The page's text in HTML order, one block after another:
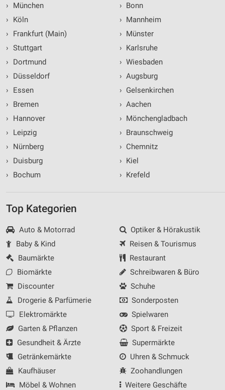
›
München
›
Köln
›
Frankfurt (Main)
› Stuttgart
›
Dortmund
›
Düsseldorf
›
Essen
›
Bremen
›
Hannover
›
Leipzig
›
Nürnberg
›
Duisburg
›
Bochum
› Bonn
› Mannheim
› Münster
› Karlsruhe
› Wiesbaden
› Augsburg
› Gelsenkirchen
› Aachen
› Mönchengladbach
› Braunschweig
› Chemnitz
› Kiel
› Krefeld
Top Kategorien
Auto & Motorrad
Baby & Kind
Baumärkte
Biomärkte
Discounter
Drogerie & Parfümerie
Elektromärkte
Garten & Pflanzen
Gesundheit & Ärzte
Getränkemärkte
Kaufhäuser
Möbel & Wohnen
Optiker & Hörakustik
Reisen & Tourismus
Restaurant
Schreibwaren & Büro
Schuhe
Sonderposten
Spielwaren
Sport & Freizeit
Supermärkte
Uhren & Schmuck
Zoohandlungen
Weitere Geschäfte